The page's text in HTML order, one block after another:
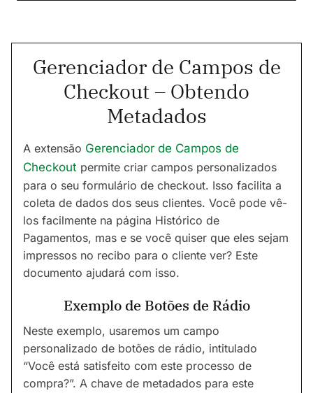
Gerenciador de Campos de
Checkout – Obtendo
Metadados
A extensão Gerenciador de Campos de
Checkout permite criar campos personalizados
para o seu formulário de checkout. Isso facilita a
coleta de dados dos seus clientes. Você pode vê-
los facilmente na página Histórico de
Pagamentos, mas e se você quiser que eles sejam
impressos no recibo para o cliente ver? Este
documento ajudará com isso.
Exemplo de Botões de Rádio
Neste exemplo, usaremos um campo
personalizado de botões de rádio, intitulado
“Você está satisfeito com este processo de
compra?”. A chave de metadados para este